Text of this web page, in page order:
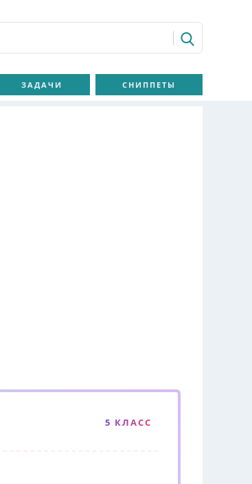
ЗАДАЧИ СНИППЕТЫ
5 КЛАСС